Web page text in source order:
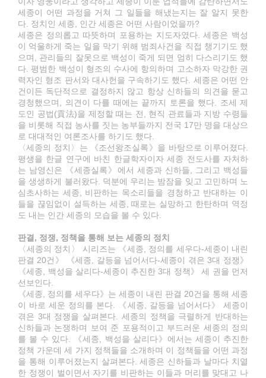
세종이 어떤 과정을 거쳐 그 일들을 해냈는지는 잘 알지 못한
다. 정치인 세종, 인간 세종은 어떤 사람이었을까?
세종은 정의롭고 따뜻하며 포용하는 지도자였다. 세종은 백성
이 억울하게 죽는 일을 막기 위해 범죄사건을 직접 챙기기도 했
으며, 관리들의 잘못으로 백성이 죽게 되면 엄히 다스리기도 했
다. 평범한 백성이 형조의 수사에 항의하며 고소하자 막강한 권
력자인 형조 판서와 대사헌을 구속하기도 했다. 세종은 어떤 안
건이든 독단적으로 결정하지 않고 항상 신하들의 의견을 묻고
경청했으며, 의견이 다를 때에는 끝까지 토론을 했다. 조세 제
도인 공법(貢法)을 제정할 때는 전, 현직 관료들과 지방 수령들
을 비롯해 직접 농사를 짓는 농부들까지 전국 17만 명을 대상으
로 대대적인 여론조사를 하기도 했다.
〈세종의 정치〉는 《조선왕조실록》을 바탕으로 이루어졌다.
평생을 한글 연구에 바친 한글학자이자 세종 전도사를 자처하
는 남영신은 《세종실록》에서 세종과 신하들, 그리고 백성들
을 생생하게 불러왔다. 덕분에 우리는 밤잠을 잊고 고민하며 노
심초사하는 세종, 비판하는 목소리들을 경청하고 반대하는 이
들을 끊임없이 설득하는 세종, 때로는 실망하고 한탄하며 역정
도 내는 인간 세종의 모습을 볼 수 있다.
판결, 정쟁, 정책을 통해 보는 세종의 정치
〈세종의 정치〉 시리즈는 《세종, 정의를 세우다-세종이 내린
판결 20건》 《세종, 갈등을 넘어서다-세종이 겪은 3대 정쟁》
《세종, 백성을 살리다-세종이 추진한 3대 정책》 세 권을 먼저
선보인다.
《세종, 정의를 세우다》는 세종이 내린 판결 20건을 통해 세종
이 바로 세운 정의를 본다. 《세종, 갈등을 넘어서다》 세종이
겪은 3대 정쟁을 살펴본다. 세종의 정책을 극렬하게 반대하는
신하들과 논쟁하며 보여 준 포용적이고 부드러운 세종의 정의
를 볼 수 있다. 《세종, 백성을 살리다》에서는 세종이 추진한
정책 가운데 세 가지 정책들을 소개하며 이 정책들을 어떤 과정
을 통해 이루어졌는지 살펴본다. 세종은 신하들과 날마다 치열
한 정쟁이 벌이면서 자기를 비판하는 이들과 머리를 맞대고 나